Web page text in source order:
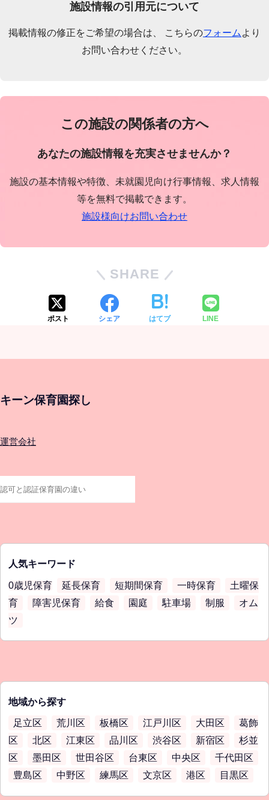
施設情報の引用元について
掲載情報の修正をご希望の場合は、 こちらのフォーム より
お問い合わせください。
この施設の関係者の方へ
あなたの施設情報を充実させませんか？
施設の基本情報や特徴、未就園児向け行事情報、求人情報
等を無料で掲載できます。
施設様向けお問い合わせ
SHARE
ポスト シェア はてブ LINE
キーン保育園探し
運営会社
人気キーワード
0歳児保育 延長保育 短期間保育 一時保育
土曜保
育
障害児保育 給食 園庭 駐車場 制服
オム
ツ
地域から探す
足立区 荒川区 板橋区 江戸川区 大田区
葛飾
区
北区 江東区 品川区 渋谷区 新宿区
杉並
区
墨田区 世田谷区 台東区 中央区
千代田区
豊島区
中野区 練馬区 文京区 港区 目黒区